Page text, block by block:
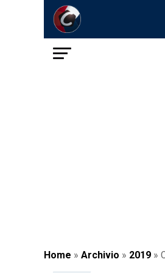
Home » Archivio » 2019 »